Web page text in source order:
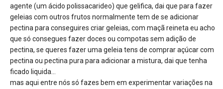
agente (um ácido polissacarideo) que gelifica, dai que para fazer
geleias com outros frutos normalmente tem de se adicionar
pectina para conseguires criar geleias, com maçã reineta eu acho
que só consegues fazer doces ou compotas sem adição de
pectina, se queres fazer uma geleia tens de comprar açúcar com
pectina ou pectina pura para adicionar a mistura, dai que tenha
ficado liquida…
mas aqui entre nós só fazes bem em experimentar variações na